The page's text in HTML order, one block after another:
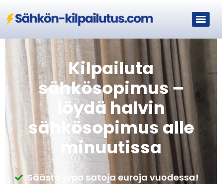
Kilpailuta
sähkösopimus –
löydä halvin
sähkösopimus alle
minuutissa
Säästä jopa satoja euroja vuodessa!